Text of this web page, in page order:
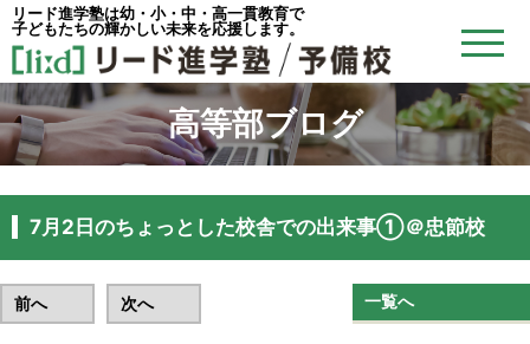
リード進学塾は幼・小・中・高一貫教育で
子どもたちの輝かしい未来を応援します。
高等部ブログ
7月2日のちょっとした校舎での出来事①＠忠節校
前へ 次へ 一覧へ